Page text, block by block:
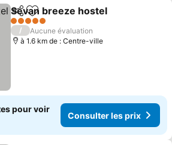
PartagerAjouter à mes favoris
Sevan breeze hostel
5 Étoiles
/
Aucune évaluation
à 1.6 km de : Centre-ville
pour voir
Consulter les prix